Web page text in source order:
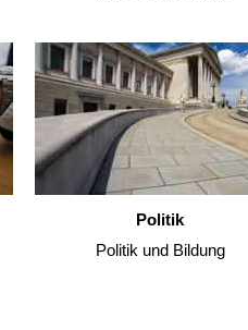
Politik
Politik und Bildung